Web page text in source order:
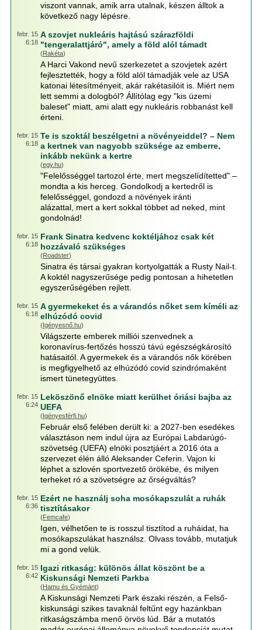
viszont vannak, amik arra utalnak, készen álltok a
következő nagy lépésre.
febr. 15
6:18
A szovjet nukleáris hajtású szárazföldi
"tengeralattjáró", amely a föld alól támadt
(Rakéta)
A Harci Vakond nevű szerkezetet a szovjetek azért
fejlesztették, hogy a föld alól támadják vele az USA
katonai létesítményeit, akár rakétasilóit is. Miért nem
lett semmi a dologból? Állítólag egy "kis üzemi
baleset" miatt, ami alatt egy nukleáris robbanást kell
érteni.
febr. 15
6:18
Te is szoktál beszélgetni a növényeiddel? – Nem
a kertnek van nagyobb szüksége az emberre,
inkább nekünk a kertre
(egy.hu)
"Felelősséggel tartozol érte, mert megszelídítetted" –
mondta a kis herceg. Gondolkodj a kertedről is
felelősséggel, gondozd a növények iránti
alázattal, mert a kert sokkal többet ad neked, mint
gondolnád!
febr. 15
6:18
Frank Sinatra kedvenc koktéljához csak két
hozzávaló szükséges
(Roadster)
Sinatra és társai gyakran kortyolgatták a Rusty Nail-t.
A koktél nagyszerűsége pedig pontosan a hihetetlen
egyszerűségében rejlett.
febr. 15
6:18
A gyermekeket és a várandós nőket sem kíméli az
elhúzódó covid
(Igényesnő.hu)
Világszerte emberek milliói szenvednek a
koronavírus-fertőzés hosszú távú egészségkárosító
hatásaitól. A gyermekek és a várandós nők körében
is megfigyelhető az elhúzódó covid szindrómaként
ismert tünetegyüttes.
febr. 15
6:24
Leköszönő elnöke miatt kerülhet óriási bajba az
UEFA
(Igényesférfi.hu)
Február első felében derült ki: a 2027-ben esedékes
választáson nem indul újra az Európai Labdarúgó-
szövetség (UEFA) elnöki posztjáért a 2016 óta a
szervezet élén álló Aleksander Ceferin. Vajon ki
léphet a szlovén sportvezető örökébe, és milyen
terheket ró a szövetségre az őrségváltás?
febr. 15
6:36
Ezért ne használj soha mosókapszulát a ruhák
tisztításakor
(Femcafe)
Igen, vélhetően te is rosszul tisztítod a ruháidat, ha
mosókapszulákat használsz. Olvass tovább, mutatjuk
mi a gond velük.
febr. 15
6:42
Igazi ritkaság: különös állat köszönt be a
Kiskunsági Nemzeti Parkba
(Hamu és Gyémánt)
A Kiskunsági Nemzeti Park északi részén, a Felső-
kiskunsági szikes tavaknál feltűnt egy hazánkban
ritkaságszámba menő örvös lúd. Bár a mutatós